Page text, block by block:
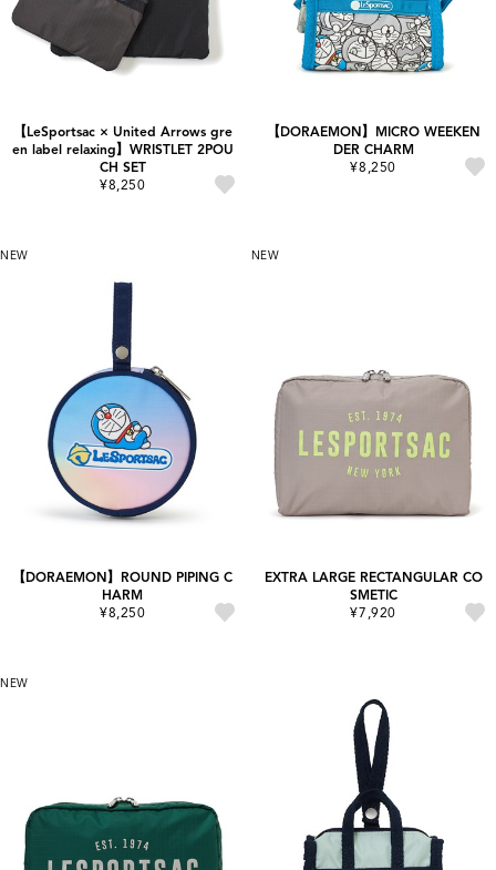
【LeSportsac × United Arrows gre
en label relaxing】WRISTLET 2POU
CH SET
¥8,250
【DORAEMON】MICRO WEEKEN
DER CHARM
¥8,250
NEW
【DORAEMON】ROUND PIPING C
HARM
¥8,250
NEW
EXTRA LARGE RECTANGULAR CO
SMETIC
¥7,920
NEW